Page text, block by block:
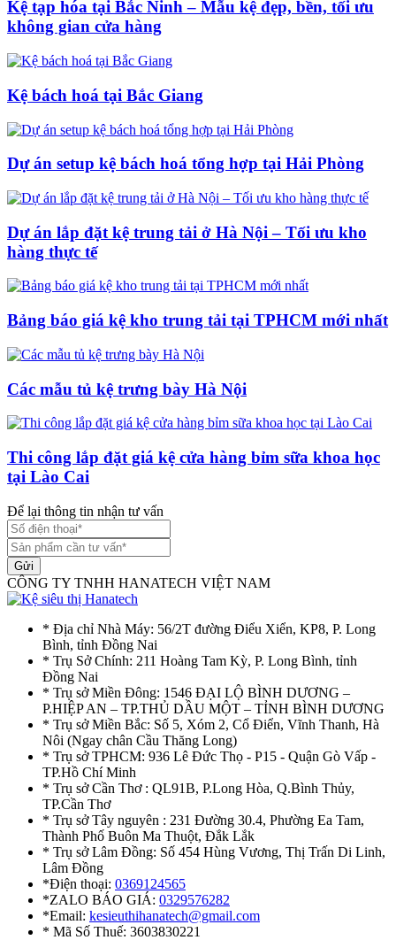
Kệ tạp hóa tại Bắc Ninh – Mẫu kệ đẹp, bền, tối ưu
không gian cửa hàng
Kệ bách hoá tại Bắc Giang
Dự án setup kệ bách hoá tổng hợp tại Hải Phòng
Dự án lắp đặt kệ trung tải ở Hà Nội – Tối ưu kho
hàng thực tế
Bảng báo giá kệ kho trung tải tại TPHCM mới nhất
Các mẫu tủ kệ trưng bày Hà Nội
Thi công lắp đặt giá kệ cửa hàng bỉm sữa khoa học
tại Lào Cai
Để lại thông tin nhận tư vấn
Gửi
CÔNG TY TNHH HANATECH VIỆT NAM
* Địa chỉ Nhà Máy: 56/2T đường Điểu Xiển, KP8, P. Long
Bình, tỉnh Đồng Nai
* Trụ Sở Chính: 211 Hoàng Tam Kỳ, P. Long Bình, tỉnh
Đồng Nai
* Trụ sở Miền Đông: 1546 ĐẠI LỘ BÌNH DƯƠNG –
P.HIỆP AN – TP.THỦ DẦU MỘT – TỈNH BÌNH DƯƠNG
* Trụ sở Miền Bắc: Số 5, Xóm 2, Cổ Điển, Vĩnh Thanh, Hà
Nôi (Ngay chân Cầu Thăng Long)
* Trụ sở TPHCM: 936 Lê Đức Thọ - P15 - Quận Gò Vấp -
TP.Hồ Chí Minh
* Trụ sở Cần Thơ : QL91B, P.Long Hòa, Q.Bình Thủy,
TP.Cần Thơ
* Trụ sở Tây nguyên : 231 Đường 30.4, Phường Ea Tam,
Thành Phố Buôn Ma Thuột, Đắk Lắk
* Trụ sở Lâm Đồng: Số 454 Hùng Vương, Thị Trấn Di Linh,
Lâm Đồng
*Điện thoại: 0369124565
*ZALO BÁO GIÁ: 0329576282
*Email: kesieuthihanatech@gmail.com
* Mã Số Thuế: 3603830221